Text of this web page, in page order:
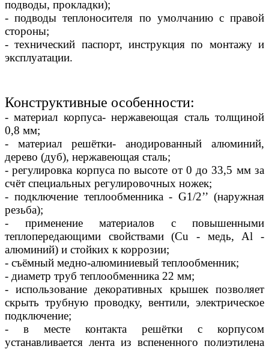
подводы, прокладки);
- подводы теплоносителя по умолчанию с правой
стороны;
- технический паспорт, инструкция по монтажу и
эксплуатации.
Конструктивные особенности:
- материал корпуса- нержавеющая сталь толщиной
0,8 мм;
- материал решётки- анодированный алюминий,
дерево (дуб), нержавеющая сталь;
- регулировка корпуса по высоте от 0 до 33,5 мм за
счёт специальных регулировочных ножек;
- подключение теплообменника - G1/2’’ (наружная
резьба);
- применение материалов с повышенными
теплопередающими свойствами (Сu - медь, Al -
алюминий) и стойких к коррозии;
- съёмный медно-алюминиевый теплообменник;
- диаметр труб теплообменника 22 мм;
- использование декоративных крышек позволяет
скрыть трубную проводку, вентили, электрическое
подключение;
- в месте контакта решётки с корпусом
устанавливается лента из вспененного полиэтилена